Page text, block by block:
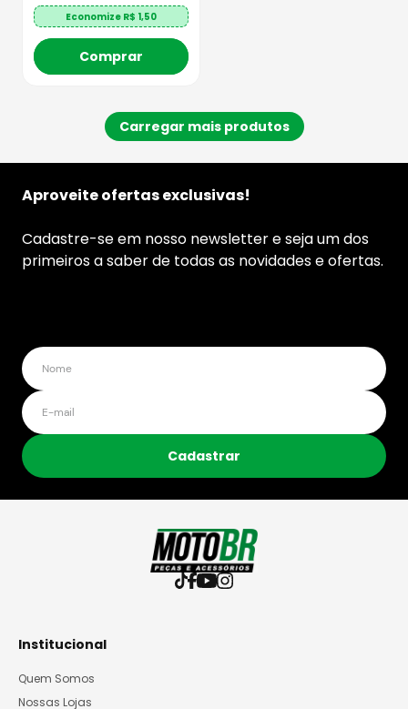
Economize R$ 1,50
Comprar
Aproveite ofertas exclusivas!
Cadastre-se em nosso newsletter e seja um dos
primeiros a saber de todas as novidades e ofertas.
Cadastrar
Institucional
Quem Somos
Nossas Lojas